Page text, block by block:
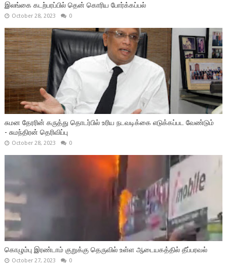
இலங்கை கடற்பரப்பில் தென் கொரிய போர்க்கப்பல்
October 28, 2023 0
சுமன தேரரின் கருத்து தொடர்பில் உரிய நடவடிக்கை எடுக்கப்பட வேண்டும்
- சுமந்திரன் தெரிவிப்பு
October 28, 2023 0
கொழும்பு இரண்டாம் குறுக்கு தெருவில் உள்ள ஆடையகத்தில் தீப்பரவல்
October 27, 2023 0